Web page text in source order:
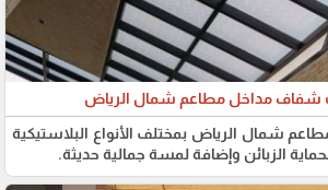
شفاف مداخل مطاعم شمال الرياض
شمال الرياض بمختلف الأنواع البلاستيكية
الزبائن وإضافة لمسة جمالية حديثة.